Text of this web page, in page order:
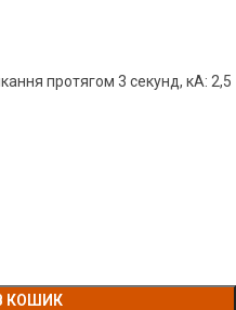
протягом 3 секунд, кА: 2,5
КОШИК